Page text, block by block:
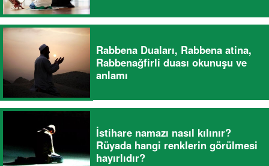
Rabbena Duaları, Rabbena atina,
Rabbenağfirli duası okunuşu ve
anlamı
İstihare namazı nasıl kılınır?
Rüyada hangi renklerin görülmesi
hayırlıdır?